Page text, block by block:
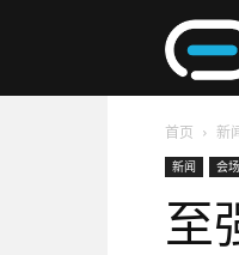
首页 新
新闻 会
至